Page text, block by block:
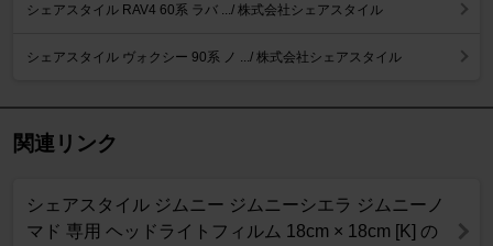
シェアスタイル RAV4 60系 ラバ .../ 株式会社シェアスタイル
シェアスタイル ヴォクシー 90系 ノ .../ 株式会社シェアスタイル
関連リンク
シェアスタイル ジムニー ジムニーシエラ ジムニーノ
マド 専用 ヘッドライトフィルム 18cm × 18cm [K] の